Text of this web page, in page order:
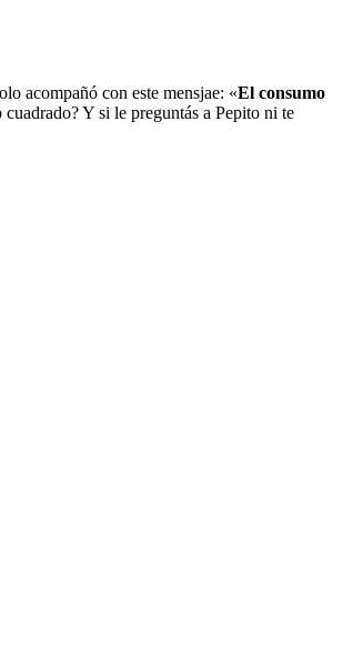
acompañó con este mensjae: «El consumo
Y si le preguntás a Pepito ni te